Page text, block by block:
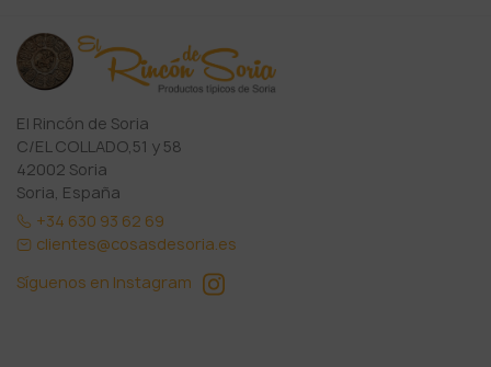
El Rincón de Soria
C/EL COLLADO,51 y 58
42002 Soria
Soria, España
+34 630 93 62 69
clientes@cosasdesoria.es
Síguenos en Instagram